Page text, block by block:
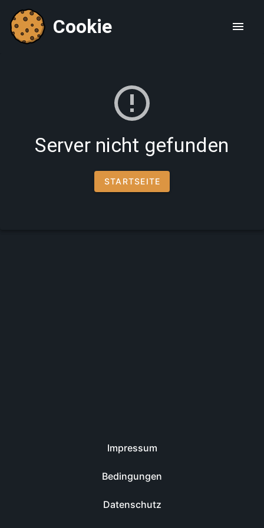
Cookie
Server nicht gefunden
STARTSEITE
Impressum
Bedingungen
Datenschutz